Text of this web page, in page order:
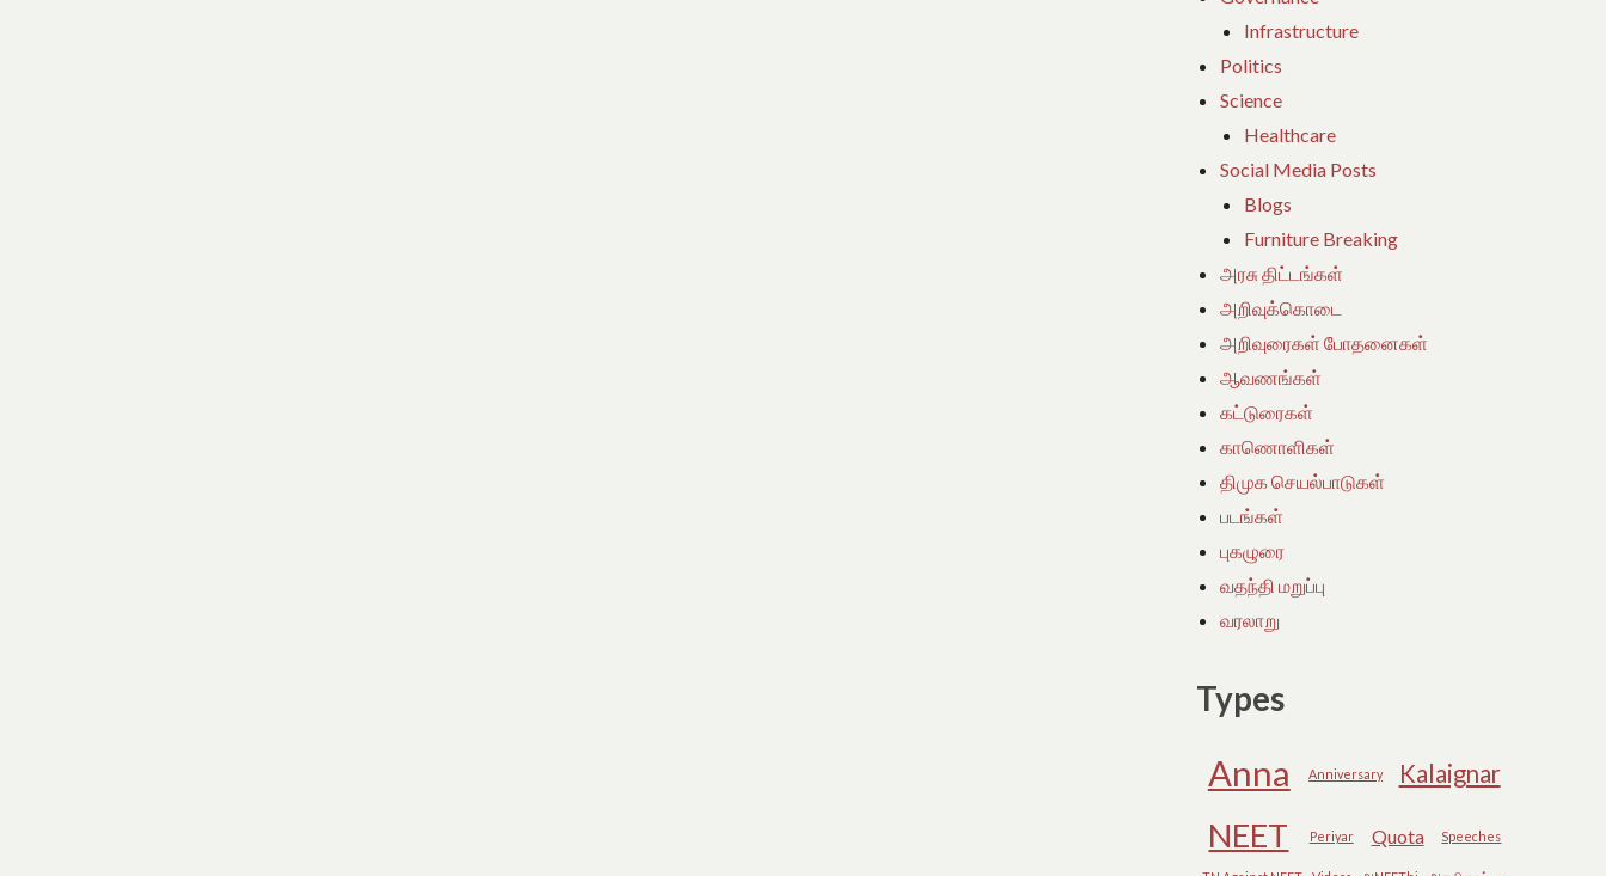
Infrastructure
Politics
Science
Healthcare
Social Media Posts
Blogs
Furniture Breaking
அரசு திட்டங்கள்
அறிவுக்கொடை
அறிவுரைகள் போதனைகள்
ஆவணங்கள்
கட்டுரைகள்
காணொளிகள்
திமுக செயல்பாடுகள்
படங்கள்
புகழுரை
வதந்தி மறுப்பு
வரலாறு
Types
Anna Anniversary Kalaignar
NEET Periyar Quota Speeches